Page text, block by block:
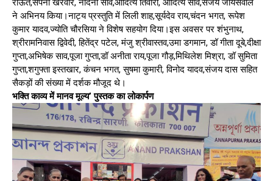
राऊत,सपना खरवार, नंदिनी साव,आदित्य तिवारी, आदित्य साव,संजय जायसवाल
ने अभिनय किया।नाट्य प्रस्तुति में लिली शाह,सूर्यदेव राय,चंदन भगत, रूपेश
कुमार यादव,ज्योति चौरसिया ने विशेष सहयोग दिया।इस अवसर पर शंभुनाथ,
श्रीरामनिवास द्विवेदी, हितेंद्र पटेल, मंजु श्रीवास्तव,उमा डगमान, डॉ गीता दूबे,दीक्षा
गुप्ता,अभिषेक साव,पूजा गुप्ता,डॉ अनीता राय,पूजा गौड़,मिथिलेश मिश्रा, डॉ सुमिता
गुप्ता,शगुफ्ता इस्तखार, कंचन भगत, सुषमा कुमारी, विनोद यादव,संजय दास सहित
सैकड़ों की संख्या में दर्शक मौजूद थे।
भक्ति काव्य में मानव मूल्य’ पुस्तक का लोकार्पण